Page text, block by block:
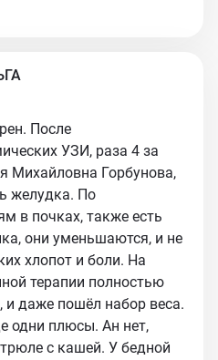
После
УЗИ, раза 4 за
Михайловна Горбунова,
желудка. По
в почках, также есть
они уменьшаются, и не
хлопот и боли. На
терапии полностью
и даже пошёл набор веса.
одни плюсы. Ан нет,
с кашей. У бедной